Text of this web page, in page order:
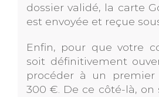
dossier validé, la carte
est envoyée et reçue
Enfin, pour que votre
soit définitivement
procéder à un premier
300 €. De ce côté-là, on